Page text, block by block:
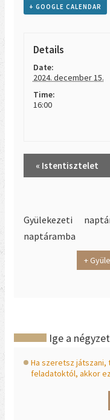
+ GOOGLE CALENDAR
Details
Date:
2024. december 15.
Time:
16:00
Event
Navigation
« Istentisztelet
Gyülekezeti
naptáramba
+
Ige a
Ha szeretsz
feladatoktól, akkor